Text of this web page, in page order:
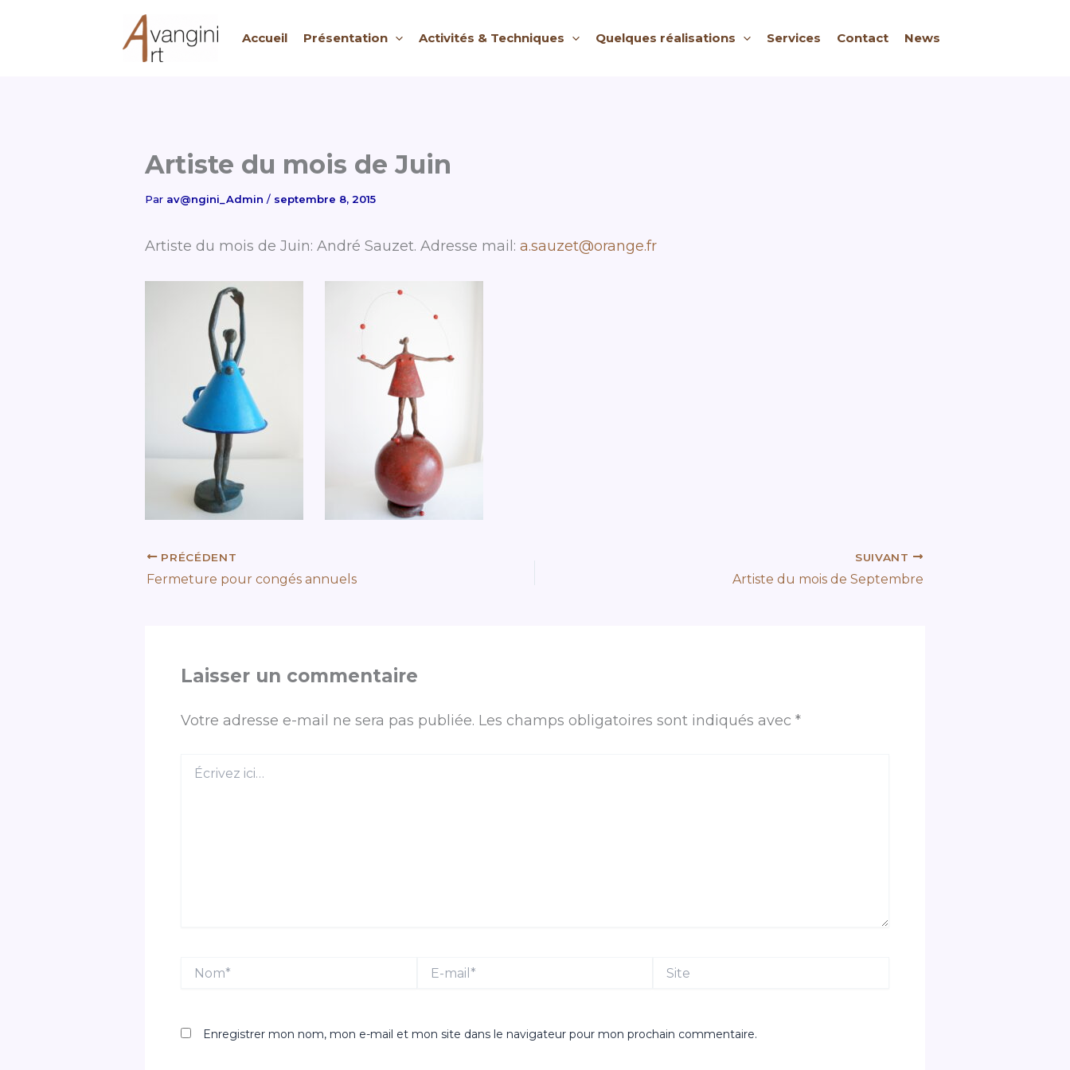
Accueil Présentation Activités & Techniques Quelques réalisations Services Contact News
Artiste du mois de Juin
Par av@ngini_Admin / septembre 8, 2015
Artiste du mois de Juin: André Sauzet. Adresse mail: a.sauzet@orange.fr
PRÉCÉDENT
Fermeture pour congés annuels
SUIVANT
Artiste du mois de Septembre
Laisser un commentaire
Votre adresse e-mail ne sera pas publiée. Les champs obligatoires sont indiqués avec *
ici…
mail*
Enregistrer mon nom, mon e-mail et mon site dans le navigateur pour mon prochain commentaire.